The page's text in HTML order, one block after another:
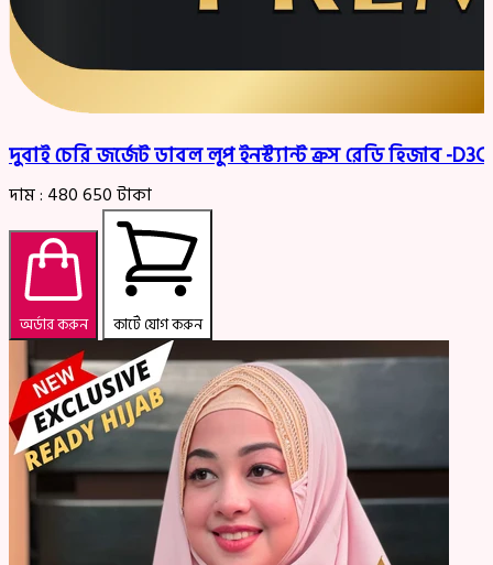
দুবাই চেরি জর্জেট ডাবল লুপ ইনস্ট্যান্ট ক্রস রেডি হিজাব -
দাম : 480650টাকা
অর্ডার করুন কার্টে যোগ করুন